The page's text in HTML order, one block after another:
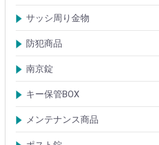
アルミサッシ玄関引戸・引違戸錠
サムラッチ錠
浴室錠
補助錠
エンジンドア錠・ガラス扉錠
ケースハンドル錠
インダストリアルロック・カムロック
サッシ周り金物
ドアガード
ドアチェーン
クレセント錠
丁番
フランス落とし
ドアクローザ
防犯商品
防犯簡易錠
防犯サムターン
ガードプレート・Lフロント
その他
南京錠
【ALPHA】アルファ
【ABUS】アバス
その他
キー保管BOX
大型キーBOX
小型キーBOX
メンテナンス商品
鍵の潤滑剤
サッシ調整ツール